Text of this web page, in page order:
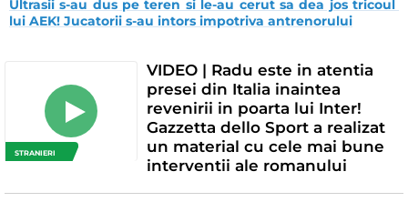
Ultrasii s-au dus pe teren si le-au cerut sa dea jos tricoul
lui AEK! Jucatorii s-au intors impotriva antrenorului
STRANIERI
VIDEO | Radu este in atentia
presei din Italia inaintea
revenirii in poarta lui Inter!
Gazzetta dello Sport a realizat
un material cu cele mai bune
interventii ale romanului